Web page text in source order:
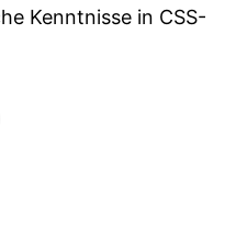
Kenntnisse in CSS-